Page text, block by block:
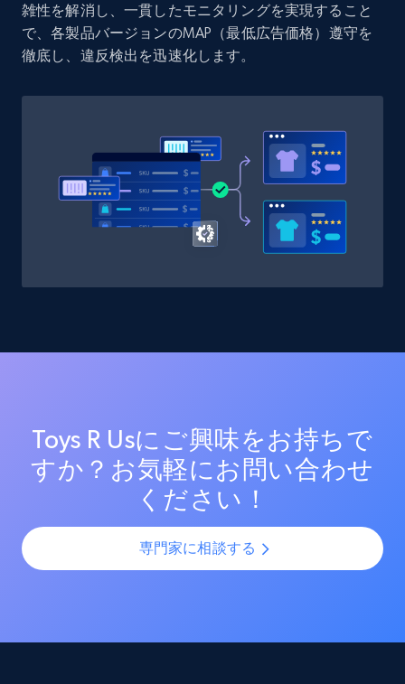
雑性を解消し、一貫したモニタリングを実現すること
で、各製品バージョンのMAP（最低広告価格）遵守を
徹底し、違反検出を迅速化します。
Toys R Usにご興味をお持ちで
すか？お気軽にお問い合わせ
ください！
専門家に相談する